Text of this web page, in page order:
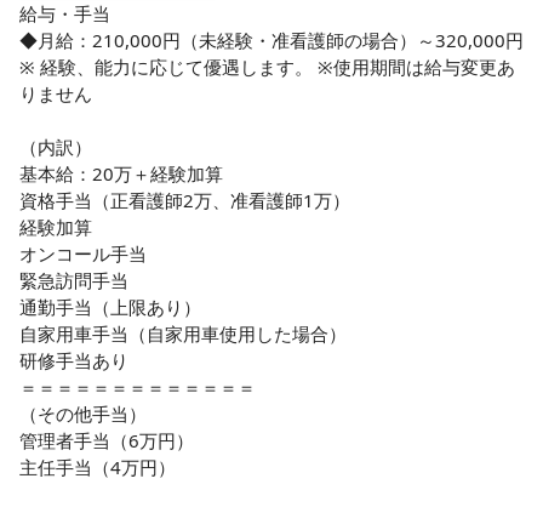
給与・手当
◆月給：210,000円（未経験・准看護師の場合）～320,000円
※ 経験、能力に応じて優遇します。 ※使用期間は給与変更あ
りません
（内訳）
基本給：20万＋経験加算
資格手当（正看護師2万、准看護師1万）
経験加算
オンコール手当
緊急訪問手当
通勤手当（上限あり）
自家用車手当（自家用車使用した場合）
研修手当あり
＝＝＝＝＝＝＝＝＝＝＝＝＝
（その他手当）
管理者手当（6万円）
主任手当（4万円）